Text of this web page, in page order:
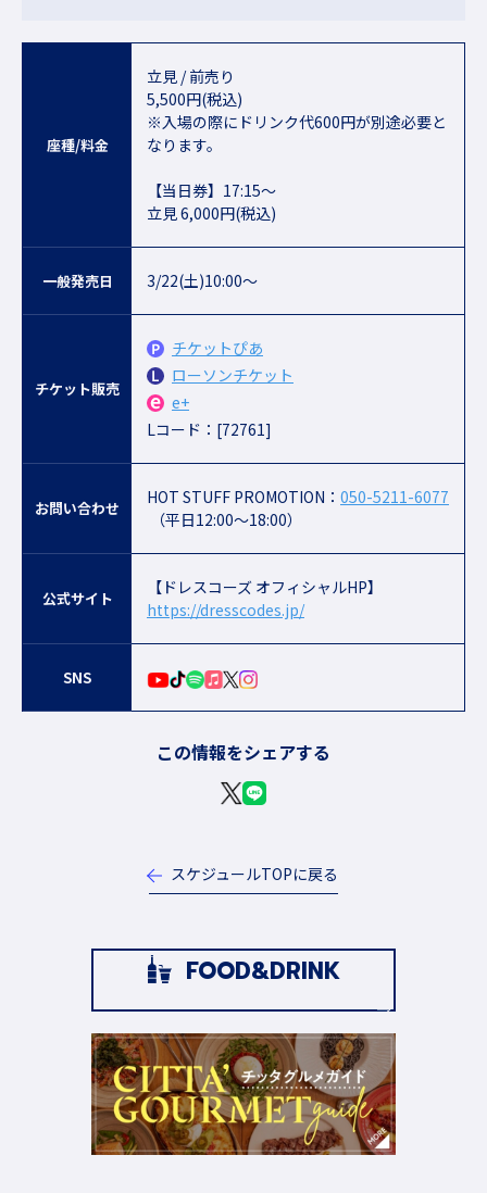
座種/料金
立見 / 前売り
5,500円(税込)
※入場の際にドリンク代600円が別途必要と
なります。
【当日券】17:15～
立見 6,000円(税込)
一般発売日 3/22(土)10:00～
チケット販売
チケットぴあ
ローソンチケット
e+
Lコード：[72761]
お問い合わせ
HOT STUFF PROMOTION： 050-5211-6077
（平日12:00〜18:00）
公式サイト
【ドレスコーズ オフィシャルHP】
https://dresscodes.jp/
SNS
この情報をシェアする
スケジュールTOPに戻る
FOOD&DRINK